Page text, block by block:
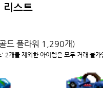
리스트
드 플라워 1,290개)
개를 제외한 아이템은 모두 거래 불가